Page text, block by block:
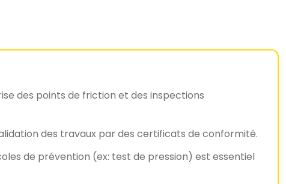
des points de friction et des inspections
des travaux par des certificats de conformité.
de prévention (ex: test de pression) est essentiel